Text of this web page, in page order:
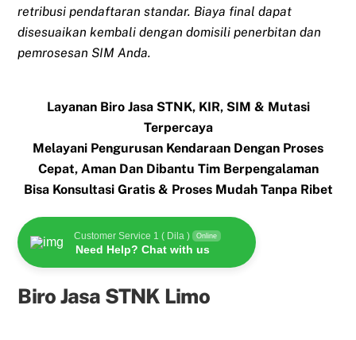
retribusi pendaftaran standar. Biaya final dapat
disesuaikan kembali dengan domisili penerbitan dan
pemrosesan SIM Anda.
Layanan Biro Jasa STNK, KIR, SIM & Mutasi
Terpercaya
Melayani Pengurusan Kendaraan Dengan Proses
Cepat, Aman Dan Dibantu Tim Berpengalaman
Bisa Konsultasi Gratis & Proses Mudah Tanpa Ribet
Customer Service 1 ( Dila ) Online
Need Help? Chat with us
Biro Jasa STNK Limo